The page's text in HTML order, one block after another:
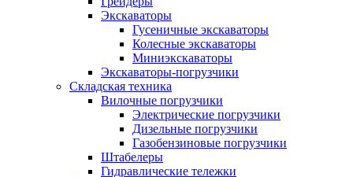
Экскаваторы
Гусеничные экскаваторы
Колесные экскаваторы
Миниэкскаваторы
Экскаваторы-погрузчики
Складская техника
Вилочные погрузчики
Электрические погрузчики
Дизельные погрузчики
Газобензиновые погрузчики
Штабелеры
Гидравлические тележки